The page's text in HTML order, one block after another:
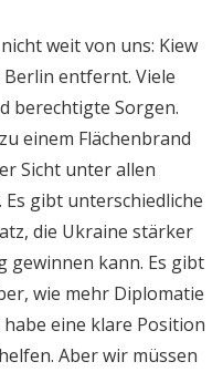
weit von uns: Kiew
entfernt. Viele
berechtigte Sorgen.
einem Flächenbrand
Sicht unter allen
gibt unterschiedliche
die Ukraine stärker
gewinnen kann. Es gibt
wie mehr Diplomatie
eine klare Position
Aber wir müssen